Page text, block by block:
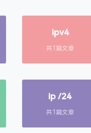
ipv4
共1篇文章
ip /24
共1篇文章